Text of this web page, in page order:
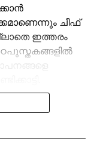
ചീഫ്
ഇത്തരം
മറ്റും